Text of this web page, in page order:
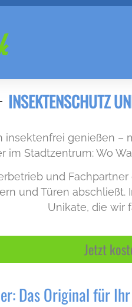
INSEKTENSCHUTZ
insektenfrei genießen –
im Stadtzentrum: Wo
und
und Türen
Unikate, die wir
Jetzt
Das Original für